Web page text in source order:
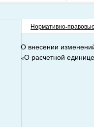
Нормативно-
О внесении
«О расчетной